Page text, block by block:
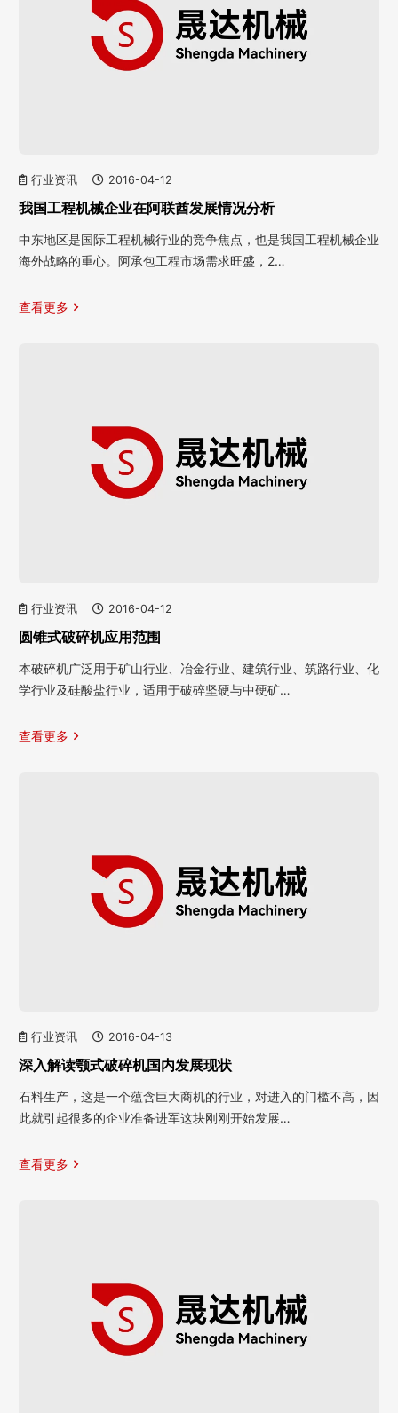
行业资讯 2016-04-12
我国工程机械企业在阿联酋发展情况分析
中东地区是国际工程机械行业的竞争焦点，也是我国工程机械企业
海外战略的重心。阿承包工程市场需求旺盛，2…
查看更多
行业资讯 2016-04-12
圆锥式破碎机应用范围
本破碎机广泛用于矿山行业、冶金行业、建筑行业、筑路行业、化
学行业及硅酸盐行业，适用于破碎坚硬与中硬矿…
查看更多
行业资讯 2016-04-13
深入解读颚式破碎机国内发展现状
石料生产，这是一个蕴含巨大商机的行业，对进入的门槛不高，因
此就引起很多的企业准备进军这块刚刚开始发展…
查看更多